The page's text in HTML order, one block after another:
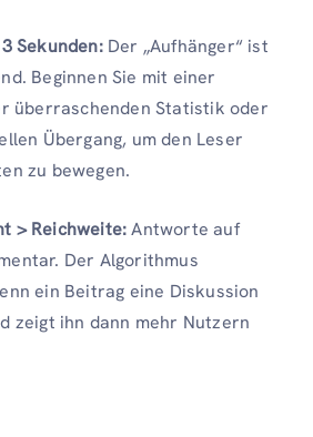
Sekunden:Der „Aufhänger“ ist
Beginnen Sie mit einer
überraschenden Statistik oder
Übergang, um den Leser
zu bewegen.
> Reichweite:Antworte auf
Der Algorithmus
ein Beitrag eine Diskussion
zeigt ihn dann mehr Nutzern